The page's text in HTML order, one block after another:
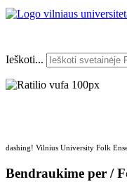
Ieškoti...
dashing! Vilnius University Folk
Bendraukime per /